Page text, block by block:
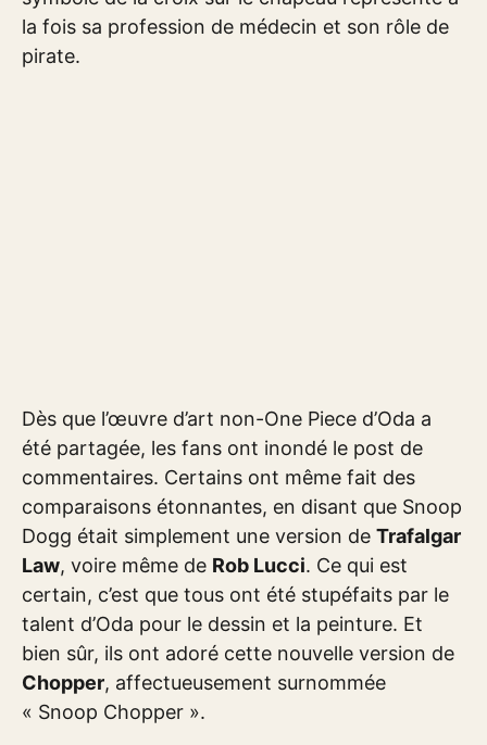
la fois sa profession de médecin et son rôle de
pirate.
Dès que l’œuvre d’art non-One Piece d’Oda a
été partagée, les fans ont inondé le post de
commentaires. Certains ont même fait des
comparaisons étonnantes, en disant que Snoop
Dogg était simplement une version de Trafalgar
Law, voire même de Rob Lucci. Ce qui est
certain, c’est que tous ont été stupéfaits par le
talent d’Oda pour le dessin et la peinture. Et
bien sûr, ils ont adoré cette nouvelle version de
Chopper, affectueusement surnommée
« Snoop Chopper ».